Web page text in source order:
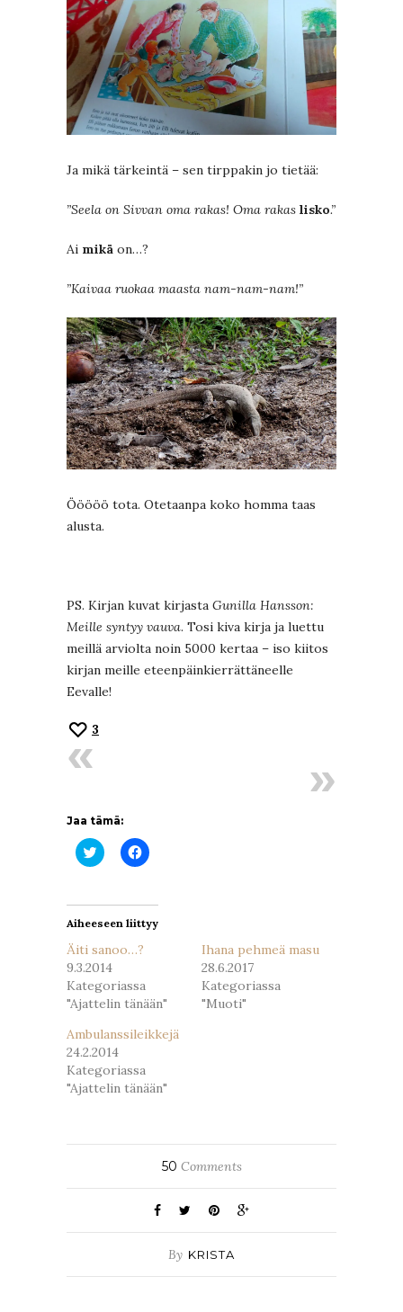
Ja mikä tärkeintä – sen tirppakin jo tietää:
”Seela on Sivvan oma rakas! Oma rakas lisko.”
Ai mikä on…?
”Kaivaa ruokaa maasta nam-nam-nam!”
Ööööö tota. Otetaanpa koko homma taas
alusta.
PS. Kirjan kuvat kirjasta Gunilla Hansson:
Meille syntyy vauva. Tosi kiva kirja ja luettu
meillä arviolta noin 5000 kertaa – iso kiitos
kirjan meille eteenpäinkierrättäneelle
Eevalle!
3
Jaa tämä:
Jaa
Twitterissä(Avautuu
Jaa
Facebookissa(Avautuu
Aiheeseen liittyy
Äiti sanoo…?
9.3.2014
Kategoriassa
"Ajattelin tänään"
Ihana pehmeä masu
28.6.2017
Kategoriassa
"Muoti"
Ambulanssileikkejä
24.2.2014
Kategoriassa
"Ajattelin tänään"
50 Comments
By KRISTA